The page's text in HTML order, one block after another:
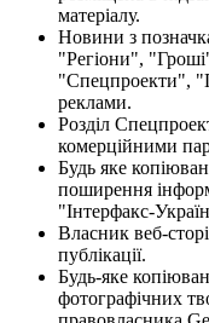
матеріалу.
Новини з
"Регіони",
"Спецпроекти",
реклами.
Розділ
комерційними
Будь яке
поширення
"Інтерфакс-
Власник веб-
публікації.
Будь-яке
фотографічних